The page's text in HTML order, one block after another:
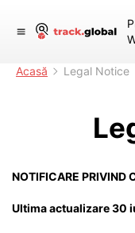
Acasă Legal Notice
NOTIFICARE PRIVIND
Ultima actualizare 30